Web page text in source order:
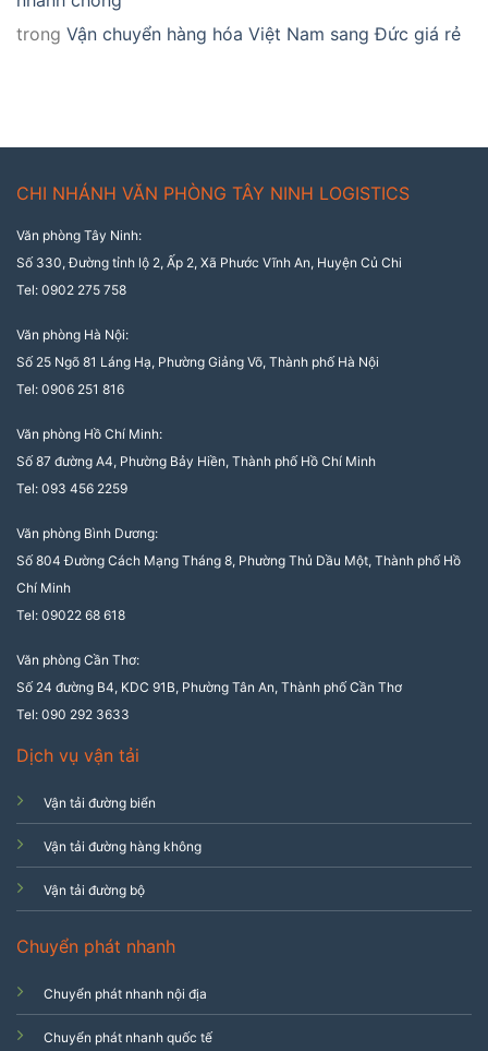
trong Vận chuyển hàng hóa Việt Nam sang Đức giá rẻ
CHI NHÁNH VĂN PHÒNG TÂY NINH LOGISTICS
Văn phòng Tây Ninh:
Số 330, Đường tỉnh lộ 2, Ấp 2, Xã Phước Vĩnh An, Huyện Củ Chi
Tel: 0902 275 758
Văn phòng Hà Nội:
Số 25 Ngõ 81 Láng Hạ, Phường Giảng Võ, Thành phố Hà Nội
Tel: 0906 251 816
Văn phòng Hồ Chí Minh:
Số 87 đường A4, Phường Bảy Hiền, Thành phố Hồ Chí Minh
Tel: 093 456 2259
Văn phòng Bình Dương:
Số 804 Đường Cách Mạng Tháng 8, Phường Thủ Dầu Một, Thành phố Hồ
Chí Minh
Tel: 09022 68 618
Văn phòng Cần Thơ:
Số 24 đường B4, KDC 91B, Phường Tân An, Thành phố Cần Thơ
Tel: 090 292 3633
Dịch vụ vận tải
Vận tải đường biển
Vận tải đường hàng không
Vận tải đường bộ
Chuyển phát nhanh
Chuyển phát nhanh nội địa
Chuyển phát nhanh quốc tế